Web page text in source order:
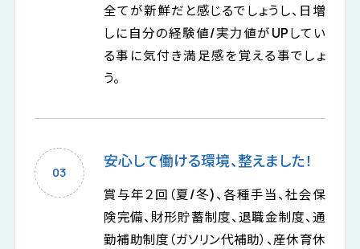
全てが新鮮だと感じるでしょうし、日増
しに自分の経験値/実力値がUPしてい
る事に気付き満足感を覚える事でしょ
う。
安心して働ける環境、整えました！
賞与年２回（夏/冬)、各種手当、社会保
険完備、財形貯蓄制度、退職金制度、通
勤補助制度（ガソリン代補助）、産休育休